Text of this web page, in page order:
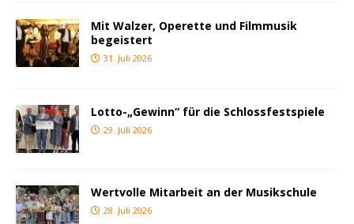
Mit Walzer, Operette und Filmmusik
begeistert
31. Juli 2026
Lotto-„Gewinn“ für die Schlossfestspiele
29. Juli 2026
Wertvolle Mitarbeit an der Musikschule
28. Juli 2026